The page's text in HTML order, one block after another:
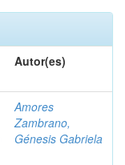
Autor(es)
Amores
Zambrano,
Génesis Gabriela